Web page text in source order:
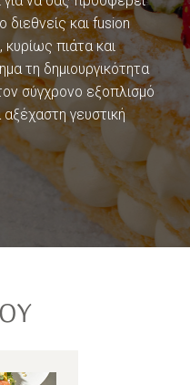
διεθνείς και fusion
κυρίως πιάτα και
τη δημιουργικότητα
σύγχρονο εξοπλισμό
γευστική